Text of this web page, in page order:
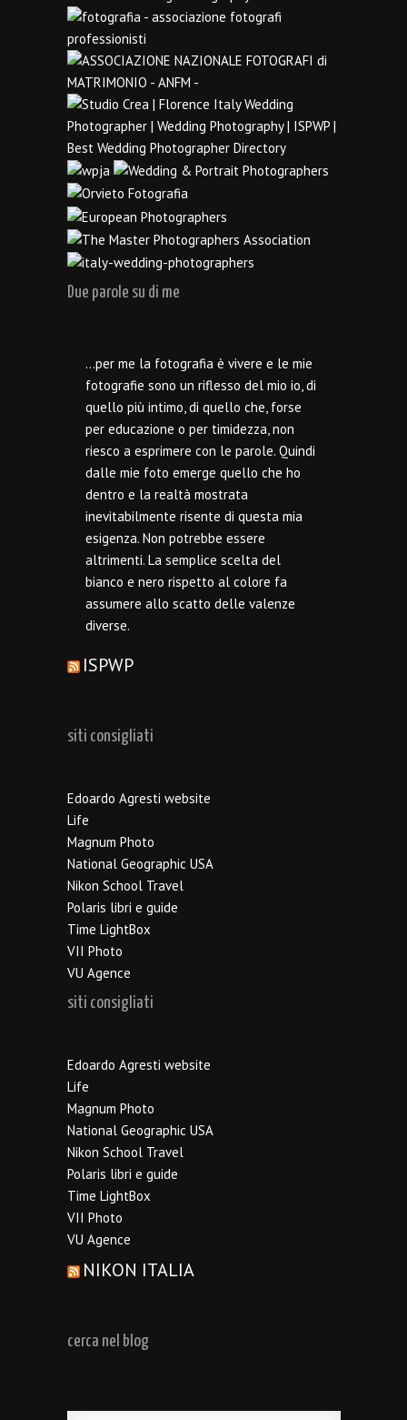
Due parole su di me
…per me la fotografia è vivere e le mie
fotografie sono un riflesso del mio io, di
quello più intimo, di quello che, forse
per educazione o per timidezza, non
riesco a esprimere con le parole. Quindi
dalle mie foto emerge quello che ho
dentro e la realtà mostrata
inevitabilmente risente di questa mia
esigenza. Non potrebbe essere
altrimenti. La semplice scelta del
bianco e nero rispetto al colore fa
assumere allo scatto delle valenze
diverse.
ISPWP
siti consigliati
Edoardo Agresti website
Life
Magnum Photo
National Geographic USA
Nikon School Travel
Polaris libri e guide
Time LightBox
VII Photo
VU Agence
siti consigliati
Edoardo Agresti website
Life
Magnum Photo
National Geographic USA
Nikon School Travel
Polaris libri e guide
Time LightBox
VII Photo
VU Agence
NIKON ITALIA
cerca nel blog